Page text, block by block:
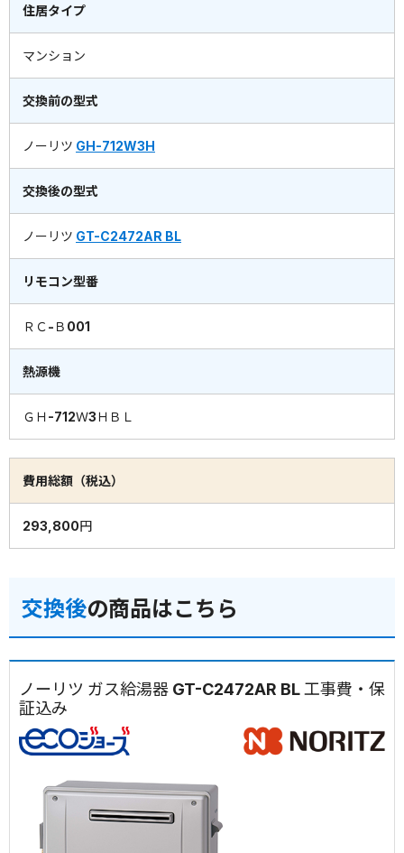
住居タイプ
マンション
交換前の型式
ノーリツ GH-712W3H
交換後の型式
ノーリツ GT-C2472AR BL
リモコン型番
ＲＣ-Ｂ001
熱源機
ＧＨ-712Ｗ3ＨＢＬ
費用総額（税込）
293,800円
交換後の商品はこちら
ノーリツ ガス給湯器 GT-C2472AR BL 工事費・保
証込み